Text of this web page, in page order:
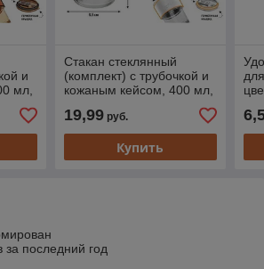
и
мл,
Стакан стеклянный
(комплект) с трубочкой и
кожаным кейсом, 400 мл,
Clear, PERFECTO LINEA
19,99руб.
Купить
последний год